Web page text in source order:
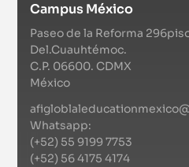
Campus México
Paseo de la Reforma
Del.Cuauhtémoc.
C.P. 06600. CDMX
México
Whatsapp:
(+52) 55 9199 7753
(+52) 56 4175 4174